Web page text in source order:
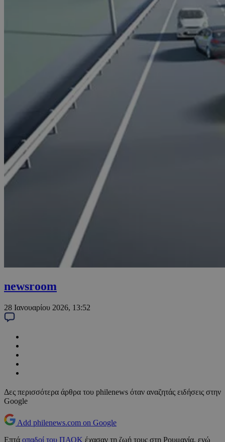
newsroom
28 Ιανουαρίου 2026, 13:52
Δες περισσότερα άρθρα του philenews όταν αναζητάς ειδήσεις στην
Google
Add philenews.com on Google
Επτά οπαδοί του ΠΑΟΚ έχασαν τη ζωή τους στη Ρουμανία, ενώ